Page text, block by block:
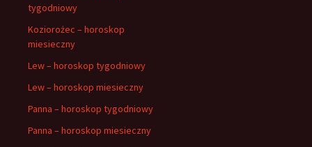
tygodniowy
Koziorożec – horoskop
miesieczny
Lew – horoskop tygodniowy
Lew – horoskop miesieczny
Panna – horoskop tygodniowy
Panna – horoskop miesieczny